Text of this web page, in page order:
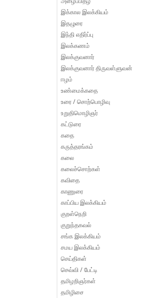
இக்கால இலக்கியம்
இதழுரை
இந்தி எதிர்ப்பு
இலக்கணம்
இலக்குவனார்
இலக்குவனார் திருவள்ளுவன்
ஈழம்
உண்மைக்கதை
உரை / சொற்பொழிவு
உறுதிமொழிஞர்
கட்டுரை
கதை
கருத்தரங்கம்
கலை
கலைச்சொற்கள்
கவிதை
காணுரை
காப்பிய இலக்கியம்
குறள்நெறி
குறுந்தகவல்
சங்க இலக்கியம்
சமய இலக்கியம்
செய்திகள்
செவ்வி / பேட்டி
தமிழறிஞர்கள்
தமிழிசை